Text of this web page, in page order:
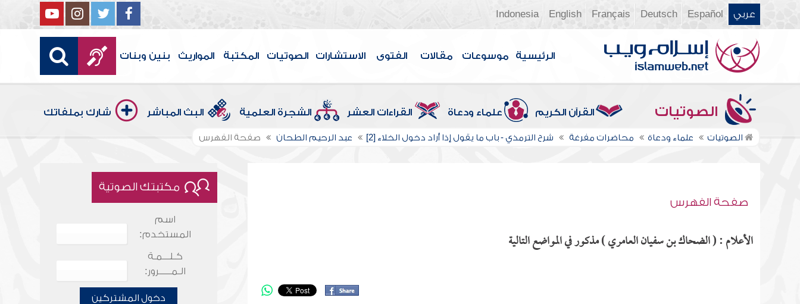
عربي Español
Deutsch
Français
English
Indonesia
الرئيسية موسوعات مقالات الفتوى الاستشارات الصوتيات المكتبة المواريث بنين وبنات
الصوتيات القرآن الكريم علماء ودعاة القراءات العشر الشجرة العلمية البث المباشر شارك بملفاتك
الصوتيات علماء ودعاة محاضرات مفرغة شرح الترمذي - باب ما يقول إذا أراد دخول الخلاء [2] عبد الرحيم الطحان صفحة الفهرس
صفحة الفهرس
الأعلام : ( الضحاك بن سفيان العامري ) مذكور في المواضع التالية
مكتبتك الصوتية
اسم
المستخدم:
كـلـــمـة
الـمـــــرور:
دخول المشتركين